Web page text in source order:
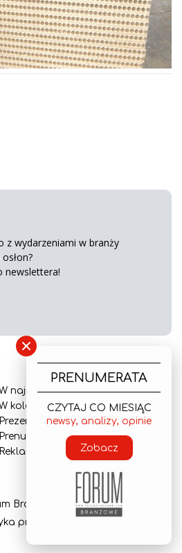
z wydarzeniami w branży
newslettera!
najnowszym wydaniu
kolejnym numerze
Prezentacja gazety
Prenumerata
Reklama
Branżowe 2026
prywatności
×
PRENUMERATA
CZYTAJ CO MIESIĄC
newsy, analizy, opinie
Zobacz